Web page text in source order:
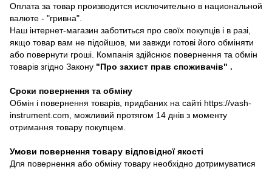
Оплата за товар производится исключительно в национальной
валюте - "гривна".
Наш інтернет-магазин заботиться про своїх покупців і в разі,
якщо товар вам не підойшов, ми завжди готові його обміняти
або повернути гроші. Компанія здійснює повернення та обмін
товарів згідно Закону "Про захист прав споживачів" .
Сроки повернення та обміну
Обмін і повернення товарів, придбаних на сайті https://vash-
instrument.com, можливий протягом 14 днів з моменту
отримання товару покупцем.
Умови повернення товару відповідної якості
Для повернення або обміну товару необхідно дотримуватися